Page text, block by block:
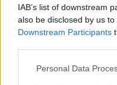
IAB’s list of downstream
also be disclosed by us
Downstream Participants
Please note that this
Personal Data
Vuoi rimuovere
Puoi abbonarti a